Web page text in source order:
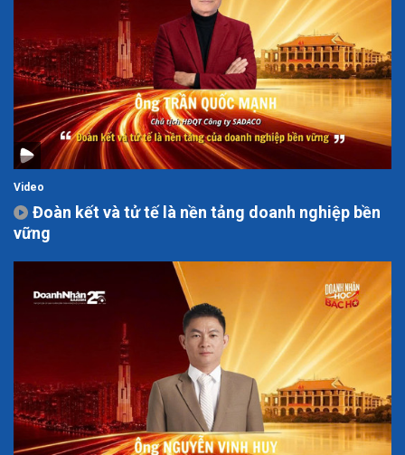
Video
Đoàn kết và tử tế là nền tảng doanh nghiệp bền
vững